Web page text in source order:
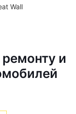
Wall
и